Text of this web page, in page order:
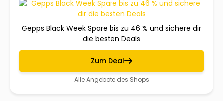
Gepps Black Week Spare bis zu 46 % und sichere dir
die besten Deals
Zum Deal
Alle Angebote des Shops